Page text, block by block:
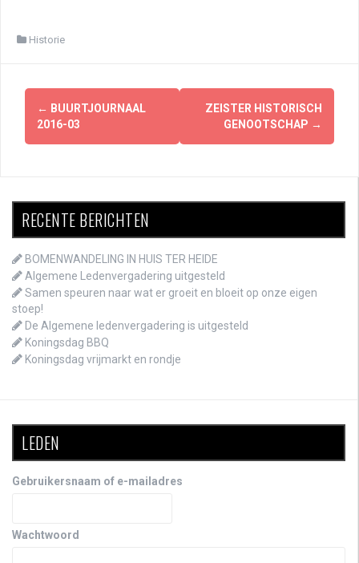
Historie
Berichtnavigatie
← BUURTJOURNAAL
2016-03
ZEISTER HISTORISCH
GENOOTSCHAP →
RECENTE BERICHTEN
BOMENWANDELING IN HUIS TER HEIDE
Algemene Ledenvergadering uitgesteld
Samen speuren naar wat er groeit en bloeit op onze eigen
stoep!
De Algemene ledenvergadering is uitgesteld
Koningsdag BBQ
Koningsdag vrijmarkt en rondje
LEDEN
Gebruikersnaam of e-mailadres
Wachtwoord